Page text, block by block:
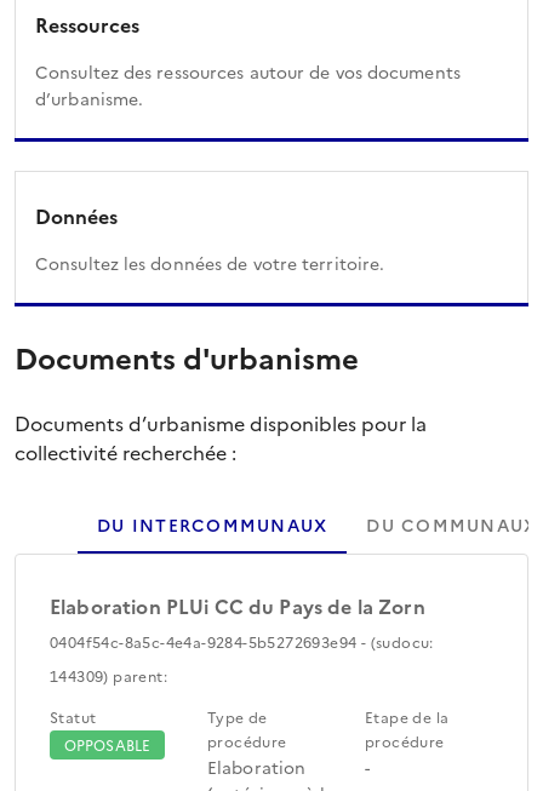
Ressources
Consultez des ressources autour de vos documents
d’urbanisme.
Données
Consultez les données de votre territoire.
Documents d'urbanisme
Documents d’urbanisme disponibles pour la
collectivité recherchée :
DU INTERCOMMUNAUX DU COMMUNAUX
Elaboration PLUi CC du Pays de la Zorn
0404f54c-8a5c-4e4a-9284-5b5272693e94 - (sudocu:
144309) parent:
Statut
OPPOSABLE
Type de
procédure
Elaboration
Etape de la
procédure
-